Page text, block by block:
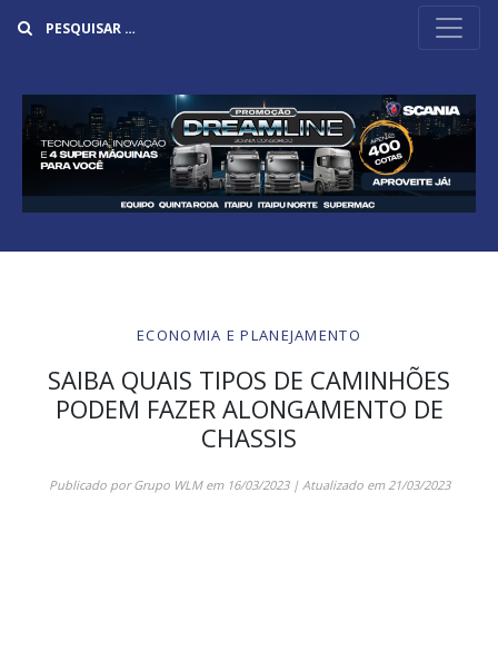
ECONOMIA E PLANEJAMENTO
SAIBA QUAIS TIPOS DE CAMINHÕES
PODEM FAZER ALONGAMENTO DE
CHASSIS
Publicado porGrupo WLMem 16/03/2023| Atualizado em21/03/2023